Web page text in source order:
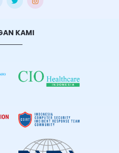
KAMI